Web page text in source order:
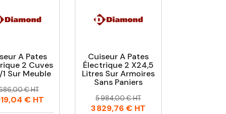
A Pates
2 Cuves
1 Sur Meuble
€ HT
€ HT
Cuiseur A Pates
Électrique 2 X24,5
Litres Sur Armoires
Sans Paniers
Prix
Prix
habituel
5 984,00 € HT
3 829,76 € HT